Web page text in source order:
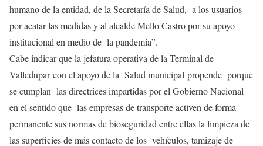
humano de la entidad, de la Secretaría de Salud, a los usuarios
por acatar las medidas y al alcalde Mello Castro por su apoyo
institucional en medio de la pandemia”.
Cabe indicar que la jefatura operativa de la Terminal de
Valledupar con el apoyo de la Salud municipal propende porque
se cumplan las directrices impartidas por el Gobierno Nacional
en el sentido que las empresas de transporte activen de forma
permanente sus normas de bioseguridad entre ellas la limpieza de
las superficies de más contacto de los vehículos, tamizaje de